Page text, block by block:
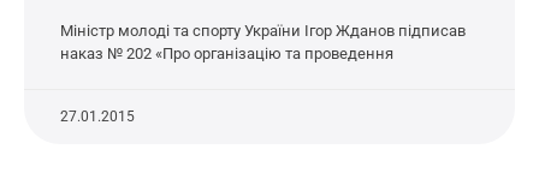
Міністр молоді та спорту України Ігор Жданов підписав
наказ № 202 «Про організацію та проведення
27.01.2015